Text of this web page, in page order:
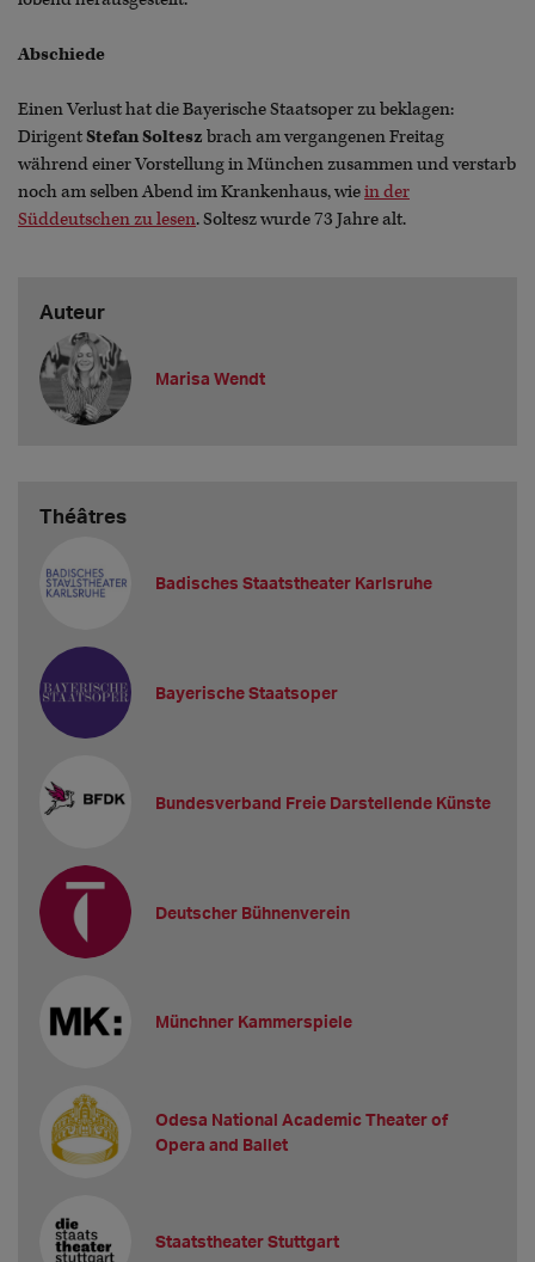
Abschiede
Einen Verlust hat die Bayerische Staatsoper zu beklagen:
DirigentStefan Soltesz brach am vergangenen Freitag
während einer Vorstellung in München zusammen und verstarb
noch am selben Abend im Krankenhaus, wiein der
Süddeutschen zu lesen. Soltesz wurde 73 Jahre alt.
Auteur
Marisa Wendt
Théâtres
Badisches Staatstheater Karlsruhe
Bayerische Staatsoper
Bundesverband Freie Darstellende Künste
Deutscher Bühnenverein
Münchner Kammerspiele
Odesa National Academic Theater of
Opera and Ballet
Staatstheater Stuttgart